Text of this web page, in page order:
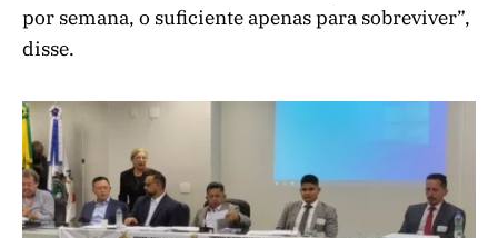
por semana, o suficiente apenas para sobreviver”,
disse.